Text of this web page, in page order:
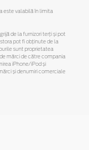
este valabilă în limita
de la furnizori terți și pot
pot fi obținute de la
sunt proprietatea
mărci de către compania
iPhone/iPod și
și denumiri comerciale